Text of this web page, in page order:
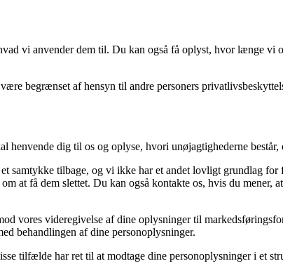
vi anvender dem til. Du kan også få oplyst, hvor længe vi
begrænset af hensyn til andre personers
dig til os og oplyse, hvori unøjagtighederne består,
tilbage, og vi ikke har et andet lovligt grundlag for
at få dem slettet. Du kan også kontakte os, hvis du mener,
vores videregivelse af dine oplysninger til
behandlingen af dine personoplysninger.
tilfælde har ret til at modtage dine personoplysninger i et